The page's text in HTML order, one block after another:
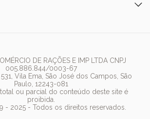
DE RAÇÕES E IMP LTDA CNPJ
005.886.844/0003-67
Vila Ema, São José dos Campos, São
Paulo, 12243-081
ou parcial do conteúdo deste site é
proibida.
- 2025 - Todos os direitos reservados.